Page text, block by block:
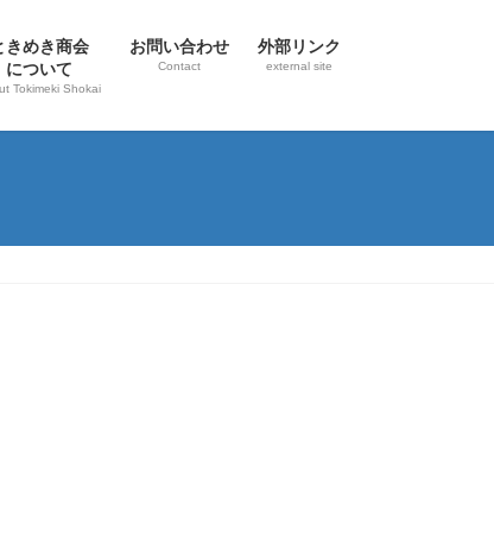
きめき商会
について
Tokimeki Shokai
お問い合わせ
Contact
外部リンク
external site